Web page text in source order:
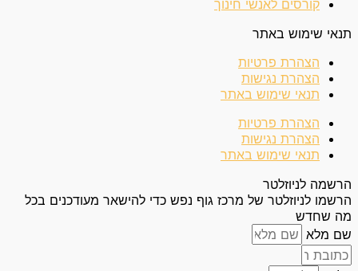
קורסים לאנשי חינוך
תנאי שימוש באתר
הצהרת פרטיות
הצהרת נגישות
תנאי שימוש באתר
הצהרת פרטיות
הצהרת נגישות
תנאי שימוש באתר
הרשמה לניוזלטר
הרשמו לניוזלטר של מרכז גוף נפש כדי להישאר מעודכנים בכל
מה שחדש
שם מלא